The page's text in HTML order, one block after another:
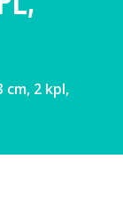
cm, 2 kpl,